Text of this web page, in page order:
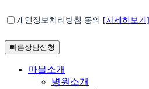
위
택
개
정
보
* 개인정보처리방침 동의 [자세히보기]
Close
마블소개
병원소개